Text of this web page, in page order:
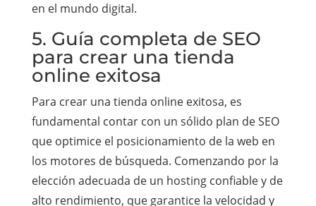
en el mundo digital.
5. Guía completa de SEO
para crear una tienda
online exitosa
Para crear una tienda online exitosa, es
fundamental contar con un sólido plan de SEO
que optimice el posicionamiento de la web en
los motores de búsqueda. Comenzando por la
elección adecuada de un hosting confiable y de
alto rendimiento, que garantice la velocidad y